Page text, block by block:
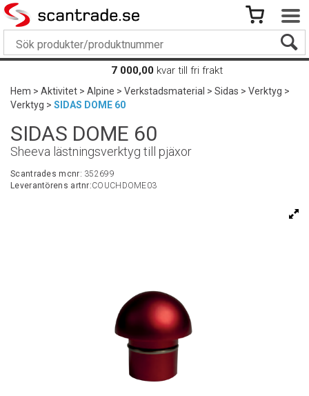
7 000,00 kvar till fri frakt
Hem>Aktivitet>Alpine>Verkstadsmaterial >Sidas>Verktyg>
Verktyg>SIDAS DOME 60
SIDAS DOME 60
Sheeva lästningsverktyg till pjäxor
Scantrades mcnr: 352699
Leverantörens artnr:COUCHDOME03